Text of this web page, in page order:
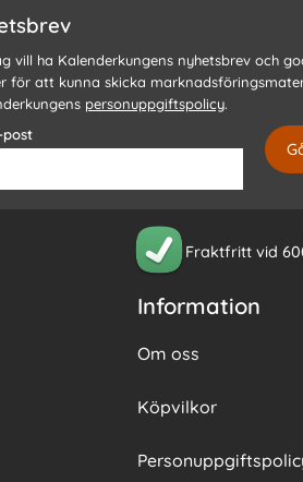
ha Kalenderkungens nyhetsbrev och
för att kunna skicka
personuppgiftspolicy.
post
Fraktfritt vid
Information
Om oss
Köpvilkor